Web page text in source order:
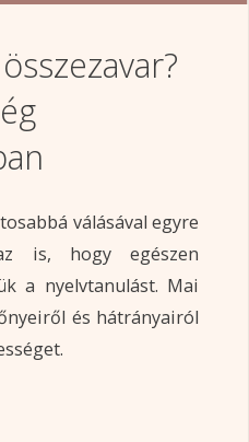
válásával egyre
is, hogy egészen
a nyelvtanulást. Mai
és hátrányairól